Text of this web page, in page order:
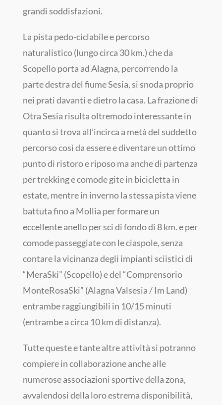
grandi soddisfazioni.
La pista pedo-ciclabile e percorso
naturalistico (lungo circa 30 km.) che da
Scopello porta ad Alagna, percorrendo la
parte destra del fiume Sesia, si snoda proprio
nei prati davanti e dietro la casa. La frazione di
Otra Sesia risulta oltremodo interessante in
quanto si trova all’incirca a metà del suddetto
percorso così da essere e diventare un ottimo
punto di ristoro e riposo ma anche di partenza
per trekking e comode gite in bicicletta in
estate, mentre in inverno la stessa pista viene
battuta fino a Mollia per formare un
eccellente anello per sci di fondo di 8 km. e per
comode passeggiate con le ciaspole, senza
contare la vicinanza degli impianti sciistici di
“MeraSki” (Scopello) e del “Comprensorio
MonteRosaSki” (Alagna Valsesia / Im Land)
entrambe raggiungibili in 10/15 minuti
(entrambe a circa 10 km di distanza).
Tutte queste e tante altre attività si potranno
compiere in collaborazione anche alle
numerose associazioni sportive della zona,
avvalendosi della loro estrema disponibilità,